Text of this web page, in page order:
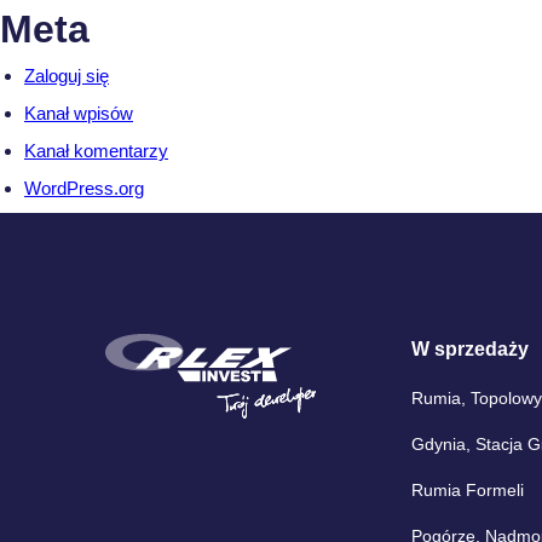
Meta
Zaloguj się
Kanał wpisów
Kanał komentarzy
WordPress.org
W sprzedaży
Rumia,
Gdynia, Stacja
Rumia Formeli
Pogórze,